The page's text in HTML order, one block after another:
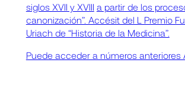
siglos XVII y XVIII a partir de los
canonización”. Accésit del L Premio
Uriach de “Historia de la Medicina”.
Puede acceder a números anteriores